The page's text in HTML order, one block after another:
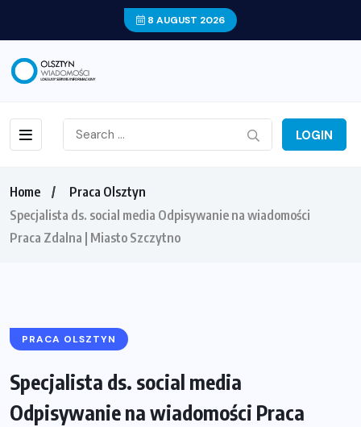
8 AUGUST 2026
LOGIN
Home
Praca Olsztyn
Specjalista ds. social media Odpisywanie na wiadomości
Praca Zdalna | Miasto Szczytno
PRACA OLSZTYN
Specjalista ds. social media
Odpisywanie na wiadomości Praca